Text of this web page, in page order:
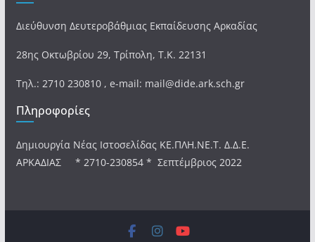
Διεύθυνση Δευτεροβάθμιας Εκπαίδευσης Αρκαδίας
28ης Οκτωβρίου 29, Τρίπολη, Τ.Κ. 22131
Τηλ.: 2710 230810 , e-mail: mail@dide.ark.sch.gr
Πληροφορίες
Δημιουργία Νέας Ιστοσελίδας ΚΕ.ΠΛΗ.ΝΕ.Τ. Δ.Δ.Ε.
ΑΡΚΑΔΙΑΣ * 2710-230854 * Σεπτέμβριος 2022